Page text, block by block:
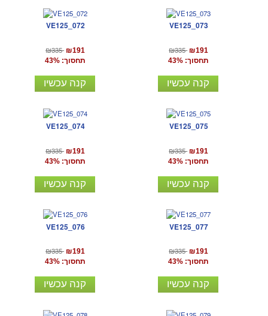
VE125_072
₪335 ₪191
תחסוך: 43%
קנה עכשיו
VE125_073
₪335 ₪191
תחסוך: 43%
קנה עכשיו
VE125_074
₪335 ₪191
תחסוך: 43%
קנה עכשיו
VE125_075
₪335 ₪191
תחסוך: 43%
קנה עכשיו
VE125_076
₪335 ₪191
תחסוך: 43%
קנה עכשיו
VE125_077
₪335 ₪191
תחסוך: 43%
קנה עכשיו